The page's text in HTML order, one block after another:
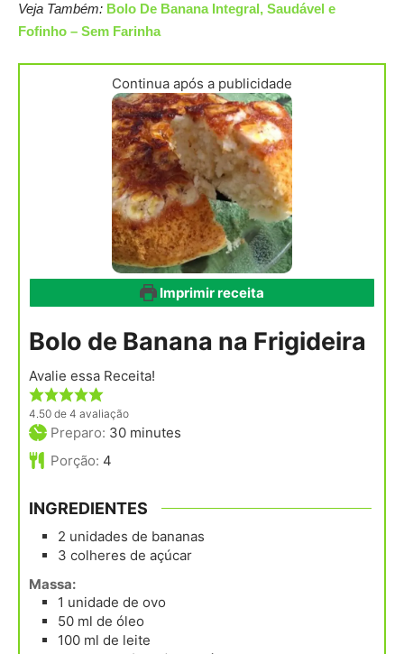
Veja Também: Bolo De Banana Integral, Saudável e
Fofinho – Sem Farinha
Continua após a publicidade
Imprimir receita
Bolo de Banana na Frigideira
Avalie essa Receita!
4.50 de 4 avaliação
Preparo: 30minutes
minutes
Porção: 4
INGREDIENTES
2 unidades de bananas
3 colheres de açúcar
Massa:
1 unidade de ovo
50 ml de óleo
100 ml de leite